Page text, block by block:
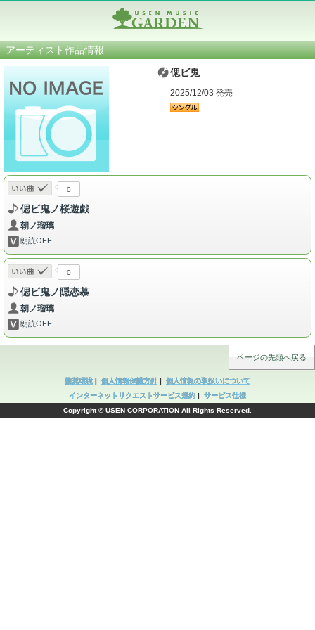
アーティスト作品情報
偲ビ鬼
2025/12/03 発売
0
偲ビ鬼ノ桜遊戯
朝ノ瑠璃
朗読OFF
0
偲ビ鬼ノ隠恋慕
朝ノ瑠璃
朗読OFF
ページの先頭へ戻る
推奨環境| 個人情報保護方針
個人情報の取扱いについて
インターネットリクエストサービス規約
サービス仕様
Copyright © USEN CORPORATION All Rights Reserved.